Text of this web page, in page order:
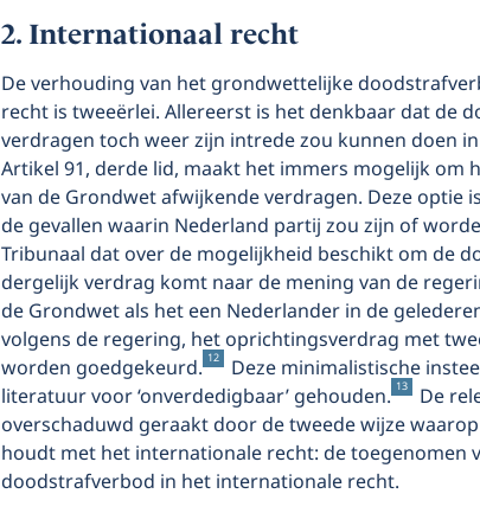
Internationaal recht
De verhouding van het grondwettelijke
recht is tweeërlei. Allereerst is het denkbaar dat de
verdragen toch weer zijn intrede zou kunnen doen
Artikel 91, derde lid, maakt het immers mogelijk om
van de Grondwet afwijkende verdragen. Deze optie
de gevallen waarin Nederland partij zou zijn of
Tribunaal dat over de mogelijkheid beschikt om de
dergelijk verdrag komt naar de mening van de
de Grondwet als het een Nederlander in de
volgens de regering, het oprichtingsverdrag met
worden goedgekeurd. 12
Deze minimalistische
literatuur voor ‘onverdedigbaar’ gehouden. 13
De
overschaduwd geraakt door de tweede wijze
houdt met het internationale recht: de toegenomen
doodstrafverbod in het internationale recht.